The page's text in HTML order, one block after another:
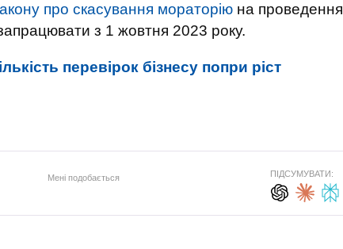
про скасування мораторію на проведення
з 1 жовтня 2023 року.
перевірок бізнесу попри ріст
Мені подобається ПІДСУМУВАТИ: